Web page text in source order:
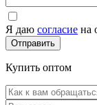
Я даю согласие на
Купить оптом